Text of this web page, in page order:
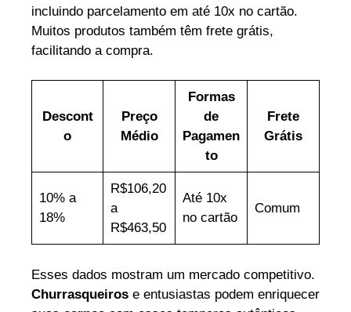
incluindo parcelamento em até 10x no cartão.
Muitos produtos também têm frete grátis,
facilitando a compra.
Descont
o
Preço
Médio
Formas
de
Pagamen
to
Frete
Grátis
10% a
18%
R$106,20
a
R$463,50
Até 10x
no cartão
Comum
Esses dados mostram um mercado competitivo.
Churrasqueiros e entusiastas podem enriquecer